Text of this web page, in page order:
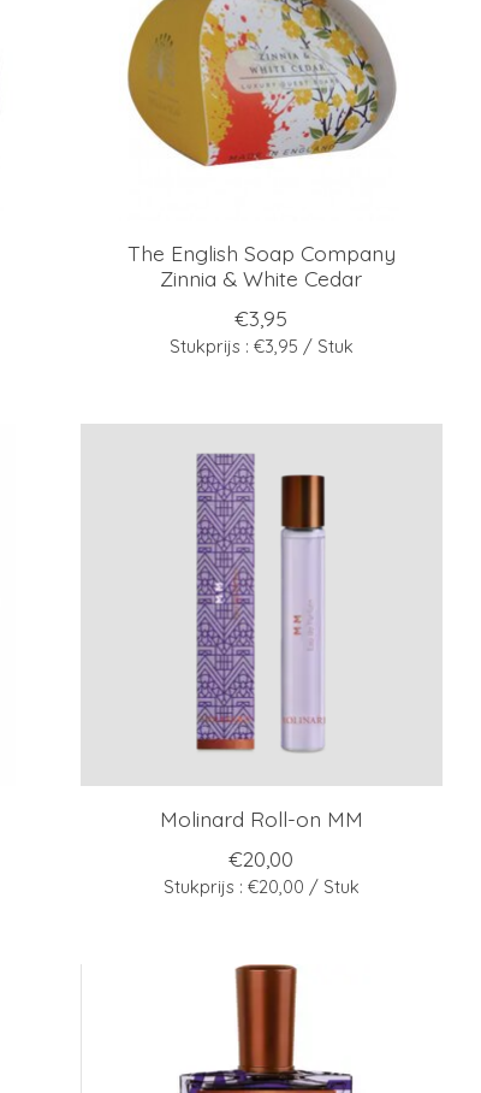
The English Soap Company
Zinnia & White Cedar
€3,95
Stukprijs : €3,95 / Stuk
Molinard Roll-on MM
€20,00
Stukprijs : €20,00 / Stuk